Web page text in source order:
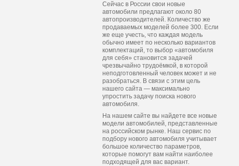
Сейчас в России свои новые
автомобили предлагают около 80
автопроизводителей. Количество же
продаваемых моделей более 300. Если
же еще учесть, что каждая модель
обычно имеет по несколько вариантов
комплектаций, то выбор «автомобиля
для себя» становится задачей
чрезвычайно трудоёмкой, в которой
неподготовленный человек может и не
разобраться. В связи с этим цель
нашего сайта — максимально
упростить задачу поиска нового
автомобиля.
На нашем сайте вы найдете все новые
модели автомобилей, представленные
на российском рынке. Наш сервис по
подбору нового автомобиля учитывает
большое количество параметров,
которые помогут вам найти наиболее
подходящей для вас вариант.